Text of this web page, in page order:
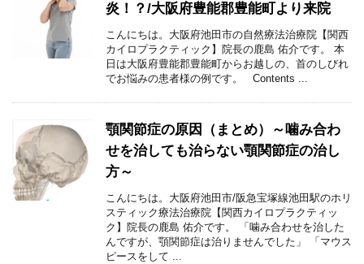
炎！？/大阪府豊能郡豊能町より来院
こんにちは。大阪府池田市の自然療法治療院【関西
カイロプラクティック】院長の鹿島 佑介です。 本
日は大阪府豊能郡豊能町からお越しの、首のしびれ
でお悩みの患者様の例です。 Contents ...
顎関節症の原因（まとめ）～噛み合わ
せを治しても治らない顎関節症の治し
方～
こんにちは。大阪府池田市/阪急宝塚線池田駅のホリ
スティック療法治療院【関西カイロプラクティッ
ク】院長の鹿島 佑介です。 「噛み合わせを治した
んですが、顎関節症は治りませんでした」 「マウス
ピースをして ...